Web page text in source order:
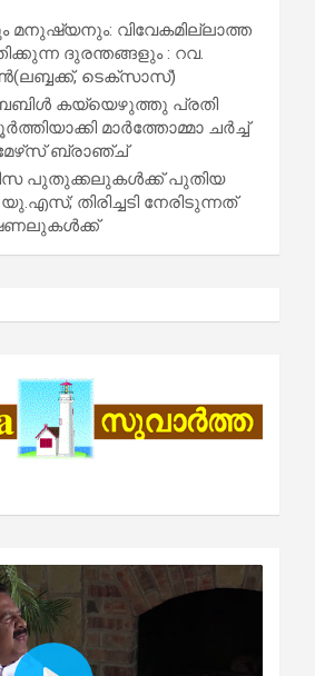
വിവേകമില്ലാത്ത
ദുരന്തങ്ങളും : റവ.
ടെക്സാസ്)
കയ്യെഴുത്തു പ്രതി
മാർത്തോമ്മാ ചർച്ച്
ബ്രാഞ്ച്
പുതുക്കലുകൾക്ക് പുതിയ
തിരിച്ചടി നേരിടുന്നത്